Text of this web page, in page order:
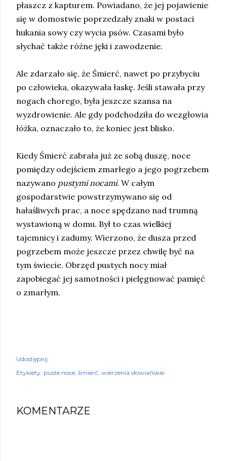
płaszcz z kapturem. Powiadano, że jej pojawienie
się w domostwie poprzedzały znaki w postaci
hukania sowy czy wycia psów. Czasami było
słychać także różne jęki i zawodzenie.
Ale zdarzało się, że Śmierć, nawet po przybyciu
po człowieka, okazywała łaskę. Jeśli stawała przy
nogach chorego, była jeszcze szansa na
wyzdrowienie. Ale gdy podchodziła do wezgłowia
łóżka, oznaczało to, że koniec jest blisko.
Kiedy Śmierć zabrała już ze sobą duszę, noce
pomiędzy odejściem zmarłego a jego pogrzebem
nazywano pustymi nocami. W całym
gospodarstwie powstrzymywano się od
hałaśliwych prac, a noce spędzano nad trumną
wystawioną w domu. Był to czas wielkiej
tajemnicy i zadumy. Wierzono, że dusza przed
pogrzebem może jeszcze przez chwilę być na
tym świecie. Obrzęd pustych nocy miał
zapobiegać jej samotności i pielęgnować pamięć
o zmarłym.
Udostępnij
Etykiety: puste noce śmierć wierzenia słowiańskie
KOMENTARZE